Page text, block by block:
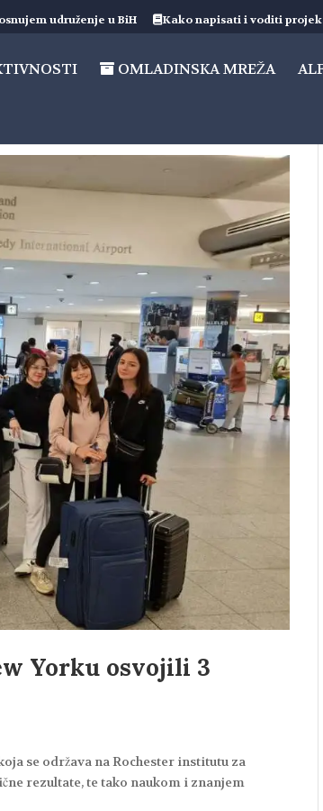
udruženje u BiH Kako napisati i voditi
OMLADINSKA MREŽA
Yorku osvojili 3
se održava na Rochester institutu za
rezultate, te tako naukom i znanjem